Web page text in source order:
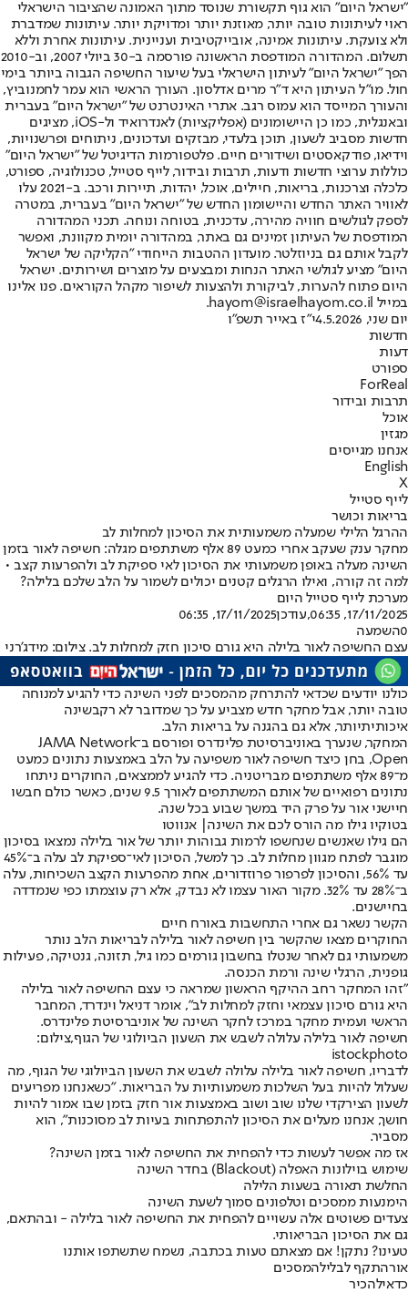
"ישראל היום" הוא גוף תקשורת שנוסד מתוך האמונה שהציבור הישראלי
ראוי לעיתונות טובה יותר, מאוזנת יותר ומדויקת יותר. עיתונות שמדברת
ולא צועקת. עיתונות אמינה, אובייקטיבית ועניינית. עיתונות אחרת וללא
תשלום. המהדורה המודפסת הראשונה פורסמה ב-30 ביולי 2007, וב-2010
הפך "ישראל היום" לעיתון הישראלי בעל שיעור החשיפה הגבוה ביותר בימי
חול. מו"ל העיתון היא ד"ר מרים אדלסון. העורך הראשי הוא עמר לחמנוביץ,
והעורך המייסד הוא עמוס רגב. אתרי האינטרנט של "ישראל היום" בעברית
ובאנגלית, כמו כן היישומונים (אפליקציות) לאנדרואיד ול-iOS, מציגים
חדשות מסביב לשעון, תוכן בלעדי, מבזקים ועדכונים, ניתוחים ופרשנויות,
וידיאו, פודקאסטים ושידורים חיים. פלטפורמות הדיגיטל של "ישראל היום"
כוללות ערוצי חדשות ודעות, תרבות ובידור, לייף סטייל, טכנולוגיה, ספורט,
כלכלה וצרכנות, בריאות, חיילים, אוכל, יהדות, תיירות ורכב. ב-2021 עלו
לאוויר האתר החדש והיישומון החדש של "ישראל היום" בעברית, במטרה
לספק לגולשים חוויה מהירה, עדכנית, בטוחה ונוחה. תכני המהדורה
המודפסת של העיתון זמינים גם באתר, במהדורה יומית מקוונת, ואפשר
לקבל אותם גם בניוזלטר. מועדון ההטבות הייחודי "הקליקה של ישראל
היום" מציע לגולשי האתר הנחות ומבצעים על מוצרים ושירותים. ישראל
היום פתוח להערות, לביקורת ולהצעות לשיפור מקהל הקוראים. פנו אלינו
במייל hayom@israelhayom.co.il.
יום שני, 4.5.2026
י"ז באייר תשפ"ו
חדשות
דעות
ספורט
ForReal
תרבות ובידור
אוכל
מגזין
אנחנו מגייסים
English
X
לייף סטייל
בריאות וכושר
ההרגל הלילי שמעלה משמעותית את הסיכון למחלות לב
מחקר ענק שעקב אחרי כמעט 89 אלף משתתפים מגלה: חשיפה לאור בזמן
השינה מעלה באופן משמעותי את הסיכון לאי ספיקת לב ולהפרעות קצב •
למה זה קורה, ואילו הרגלים קטנים יכולים לשמור על הלב שלכם בלילה?
מערכת לייף סטייל היום
17/11/2025, 06:35
,עודכן17/11/2025, 06:35
0השמעה
עצם החשיפה לאור בלילה היא גורם סיכון חזק למחלות לב. צילום: מידג'רני
כולנו יודעים שכדאי להתרחק מהמסכים לפני השינה כדי להגיע למנוחה
טובה יותר, אבל מחקר חדש מצביע על כך שמדובר לא רקבשינה
איכותיתיותר, אלא גם בהגנה על בריאות הלב.
המחקר, שנערך באוניברסיטת פלינדרס ופורסם ב־JAMA Network
Open, בחן כיצד חשיפה לאור משפיעה על הלב באמצעות נתונים כמעט
מ־89 אלף משתתפים מבריטניה. כדי להגיע לממצאים, החוקרים ניתחו
נתונים רפואיים של אותם המשתתפים לאורך 9.5 שנים, כאשר כולם חבשו
חיישני אור על פרק היד במשך שבוע בכל שנה.
בטוקיו גילו מה הורס לכם את השינה| אנווטו
הם גילו שאנשים שנחשפו לרמות גבוהות יותר של אור בלילה נמצאו בסיכון
מוגבר לפתח מגוון מחלות לב. כך למשל, הסיכון לאי־ספיקת לב עלה ב־45%
עד 56%, והסיכון לפרפור פרוזדורים, אחת מהפרעות הקצב השכיחות, עלה
ב־28% עד 32%. מקור האור עצמו לא נבדק, אלא רק עוצמתו כפי שנמדדה
בחיישנים.
הקשר נשאר גם אחרי התחשבות באורח חיים
החוקרים מצאו שהקשר בין חשיפה לאור בלילה לבריאות הלב נותר
משמעותי גם לאחר שנטלו בחשבון גורמים כמו גיל, תזונה, גנטיקה, פעילות
גופנית, הרגלי שינה ורמת הכנסה.
"זהו המחקר רחב ההיקף הראשון שמראה כי עצם החשיפה לאור בלילה
היא גורם סיכון עצמאי וחזק למחלות לב", אומר דניאל וינדרד, המחבר
הראשי ועמית מחקר במרכז לחקר השינה של אוניברסיטת פלינדרס.
חשיפה לאור בלילה עלולה לשבש את השעון הביולוגי של הגוף,צילום:
istockphoto
לדבריו, חשיפה לאור בלילה עלולה לשבש את השעון הביולוגי של הגוף, מה
שעלול להיות בעל השלכות משמעותיות על הבריאות. "כשאנחנו מפריעים
לשעון הצירקדי שלנו שוב ושוב באמצעות אור חזק בזמן שבו אמור להיות
חושך, אנחנו מעלים את הסיכון להתפתחות בעיות לב מסוכנות", הוא
מסביר.
אז מה אפשר לעשות כדי להפחית את החשיפה לאור בזמן השינה?
שימוש בוילונות האפלה (Blackout) בחדר השינה
החלשת תאורה בשעות הלילה
הימנעות ממסכים וטלפונים סמוך לשעת השינה
צעדים פשוטים אלה עשויים להפחית את החשיפה לאור בלילה - ובהתאם,
גם את הסיכון הבריאותי.
טעינו? נתקן! אם מצאתם טעות בכתבה, נשמח שתשתפו אותנו
אורהתקף לבלילהמסכים
כדאילהכיר